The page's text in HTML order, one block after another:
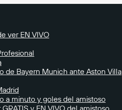
ver EN VIVO
de Bayern Munich ante Aston Villa
a minuto y goles del amistoso